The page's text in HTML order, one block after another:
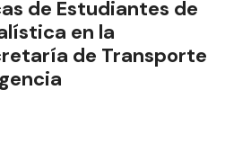
de Estudiantes de
en la
de Transporte